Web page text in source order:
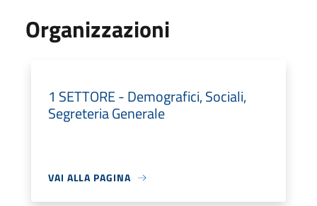
Organizzazioni
1 SETTORE - Demografici, Sociali,
Segreteria Generale
VAI ALLA PAGINA